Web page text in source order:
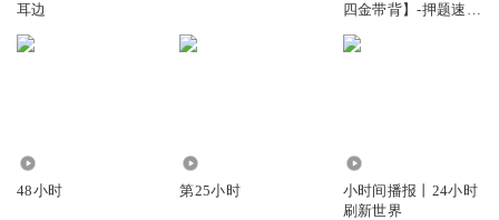
耳边
四金带背】-押题速记
48小时 第25小时
小时间播报丨24小时
刷新世界